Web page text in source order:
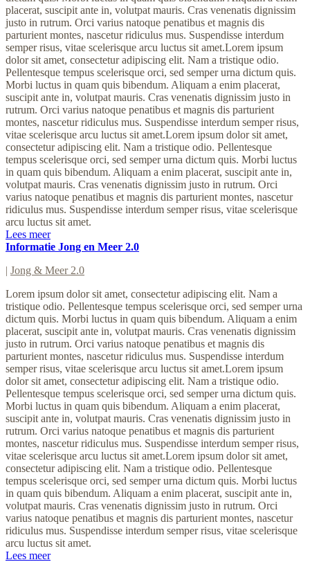
placerat, suscipit ante in, volutpat mauris. Cras venenatis dignissim
justo in rutrum. Orci varius natoque penatibus et magnis dis
parturient montes, nascetur ridiculus mus. Suspendisse interdum
semper risus, vitae scelerisque arcu luctus sit amet.Lorem ipsum
dolor sit amet, consectetur adipiscing elit. Nam a tristique odio.
Pellentesque tempus scelerisque orci, sed semper urna dictum quis.
Morbi luctus in quam quis bibendum. Aliquam a enim placerat,
suscipit ante in, volutpat mauris. Cras venenatis dignissim justo in
rutrum. Orci varius natoque penatibus et magnis dis parturient
montes, nascetur ridiculus mus. Suspendisse interdum semper risus,
vitae scelerisque arcu luctus sit amet.Lorem ipsum dolor sit amet,
consectetur adipiscing elit. Nam a tristique odio. Pellentesque
tempus scelerisque orci, sed semper urna dictum quis. Morbi luctus
in quam quis bibendum. Aliquam a enim placerat, suscipit ante in,
volutpat mauris. Cras venenatis dignissim justo in rutrum. Orci
varius natoque penatibus et magnis dis parturient montes, nascetur
ridiculus mus. Suspendisse interdum semper risus, vitae scelerisque
arcu luctus sit amet.
Lees meer
Informatie Jong en Meer 2.0
| Jong & Meer 2.0
Lorem ipsum dolor sit amet, consectetur adipiscing elit. Nam a
tristique odio. Pellentesque tempus scelerisque orci, sed semper urna
dictum quis. Morbi luctus in quam quis bibendum. Aliquam a enim
placerat, suscipit ante in, volutpat mauris. Cras venenatis dignissim
justo in rutrum. Orci varius natoque penatibus et magnis dis
parturient montes, nascetur ridiculus mus. Suspendisse interdum
semper risus, vitae scelerisque arcu luctus sit amet.Lorem ipsum
dolor sit amet, consectetur adipiscing elit. Nam a tristique odio.
Pellentesque tempus scelerisque orci, sed semper urna dictum quis.
Morbi luctus in quam quis bibendum. Aliquam a enim placerat,
suscipit ante in, volutpat mauris. Cras venenatis dignissim justo in
rutrum. Orci varius natoque penatibus et magnis dis parturient
montes, nascetur ridiculus mus. Suspendisse interdum semper risus,
vitae scelerisque arcu luctus sit amet.Lorem ipsum dolor sit amet,
consectetur adipiscing elit. Nam a tristique odio. Pellentesque
tempus scelerisque orci, sed semper urna dictum quis. Morbi luctus
in quam quis bibendum. Aliquam a enim placerat, suscipit ante in,
volutpat mauris. Cras venenatis dignissim justo in rutrum. Orci
varius natoque penatibus et magnis dis parturient montes, nascetur
ridiculus mus. Suspendisse interdum semper risus, vitae scelerisque
arcu luctus sit amet.
Lees meer